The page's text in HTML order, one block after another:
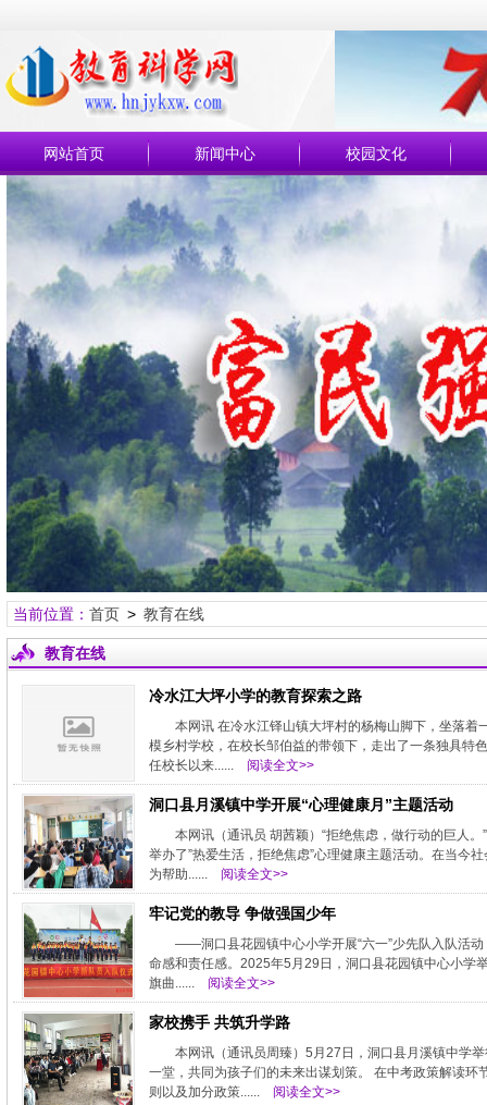
网站首页 新闻中心 校园文化
当前位置： 首页> 教育在线
教育在线
冷水江大坪小学的教育探索之路
本网讯 在冷水江铎山镇大坪村的杨梅山脚下，坐落
模乡村学校，在校长邹伯益的带领下，走出了一条独具特
任校长以来......
阅读全文>>
洞口县月溪镇中学开展“心理健康月”主题活动
本网讯（通讯员 胡茜颖）“拒绝焦虑，做行动的巨人
举办了”热爱生活，拒绝焦虑”心理健康主题活动。在当今
为帮助......
阅读全文>>
牢记党的教导 争做强国少年
——洞口县花园镇中心小学开展“六一”少先队入队活
命感和责任感。2025年5月29日，洞口县花园镇中心小学
旗曲......
阅读全文>>
家校携手 共筑升学路
本网讯（通讯员周臻）5月27日，洞口县月溪镇中学
一堂，共同为孩子们的未来出谋划策。 在中考政策解读
则以及加分政策......
阅读全文>>